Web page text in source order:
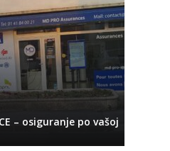
– osiguranje po vašoj